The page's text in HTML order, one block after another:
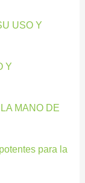
USO Y
Y
MANO DE
para la